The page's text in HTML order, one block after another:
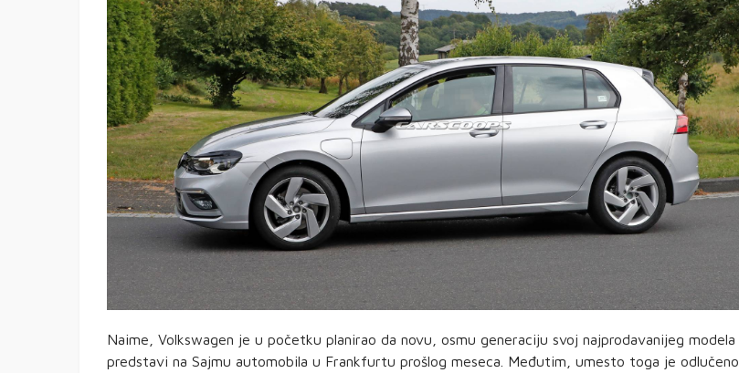
Naime, Volkswagen je u početku planirao da novu, osmu generaciju svoj najprodavanijeg modela
predstavi na Sajmu automobila u Frankfurtu prošlog meseca. Međutim, umesto toga je odlučeno